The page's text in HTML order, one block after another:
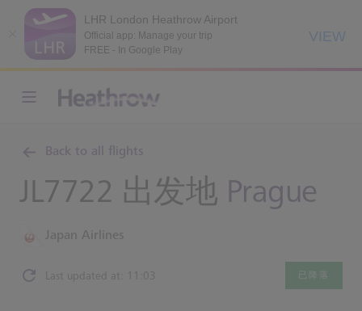
LHR London Heathrow Airport
Official app: Manage your trip
FREE - In Google Play
VIEW
Back to all flights
JL7722 出发地 Prague
Japan Airlines
Last updated at: 11:03 已降落